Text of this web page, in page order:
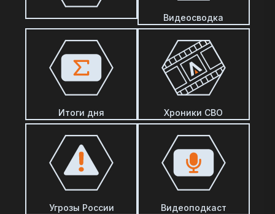
Видеосводка
Итоги дня Хроники СВО
Угрозы России Видеоподкаст